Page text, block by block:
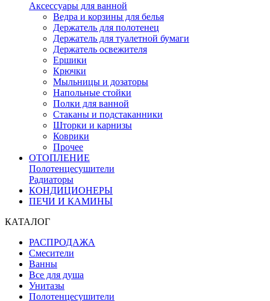
Аксессуары для ванной
Ведра и корзины для белья
Держатель для полотенец
Держатель для туалетной бумаги
Держатель освежителя
Ершики
Крючки
Мыльницы и дозаторы
Напольные стойки
Полки для ванной
Стаканы и подстаканники
Шторки и карнизы
Коврики
Прочее
ОТОПЛЕНИЕ
Полотенцесушители
Радиаторы
КОНДИЦИОНЕРЫ
ПЕЧИ И КАМИНЫ
КАТАЛОГ
РАСПРОДАЖА
Смесители
Ванны
Все для душа
Унитазы
Полотенцесушители